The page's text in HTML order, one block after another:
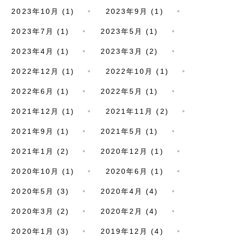
2023年10月 (1) 2023年9月 (1)
2023年7月 (1) 2023年5月 (1)
2023年4月 (1) 2023年3月 (2)
2022年12月 (1) 2022年10月 (1)
2022年6月 (1) 2022年5月 (1)
2021年12月 (1) 2021年11月 (2)
2021年9月 (1) 2021年5月 (1)
2021年1月 (2) 2020年12月 (1)
2020年10月 (1) 2020年6月 (1)
2020年5月 (3) 2020年4月 (4)
2020年3月 (2) 2020年2月 (4)
2020年1月 (3) 2019年12月 (4)